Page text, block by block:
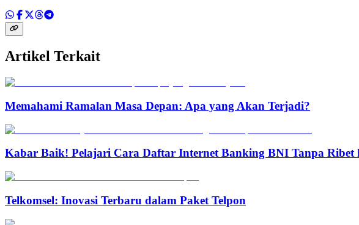
Artikel Terkait
Memahami Ramalan Masa Depan: Apa yang Akan Terjadi?
Kabar Baik! Pelajari Cara Daftar Internet Banking BNI Tanpa Ribet
Telkomsel: Inovasi Terbaru dalam Paket Telpon